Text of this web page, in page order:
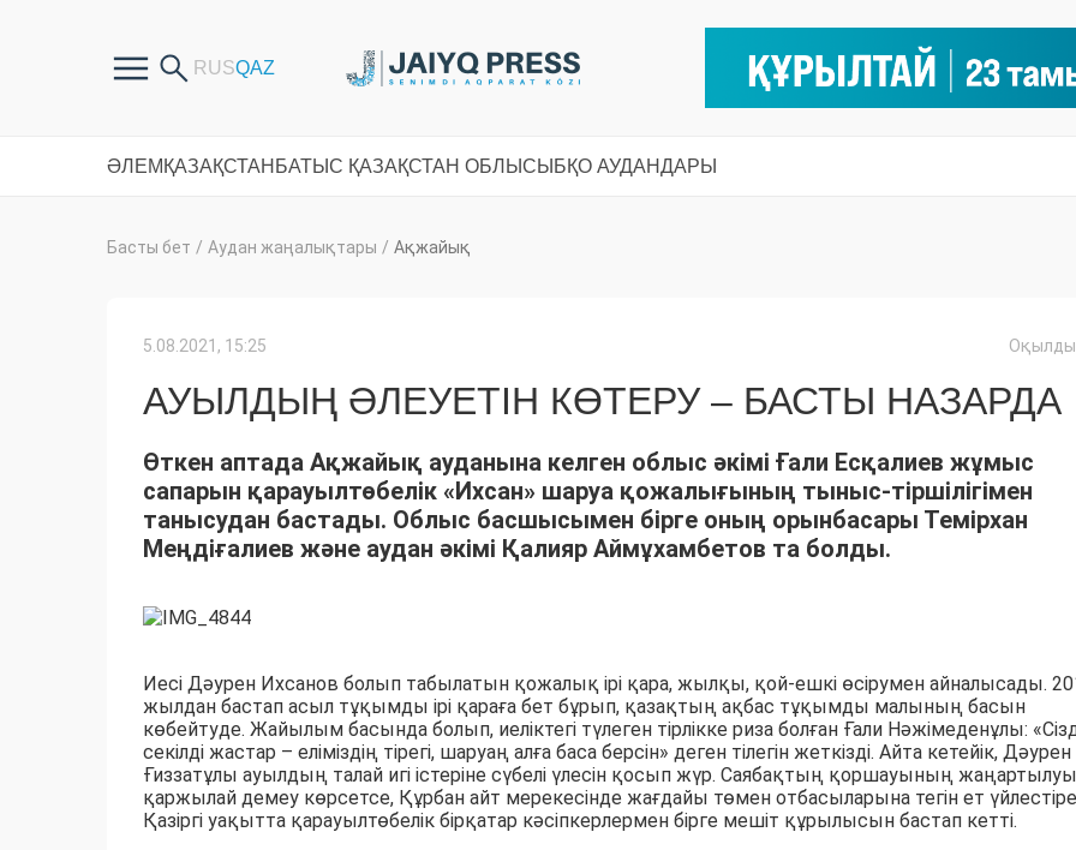
ӘЛЕМ ҚАЗАҚСТАН БАТЫС ҚАЗАҚСТАН ОБЛЫСЫ БҚО АУДАНДАРЫ
Басты бет / Аудан жаңалықтары / Ақжайық
5.08.2021, 15:25
АУЫЛДЫҢ ӘЛЕУЕТІН КӨТЕРУ – БАСТЫ НАЗАРДА
Өткен аптада Ақжайық ауданына келген облыс әкімі Ғали Есқалиев жұмыс
сапарын қарауылтөбелік «Ихсан» шаруа қожалығының тыныс-тіршілігімен
танысудан бастады. Облыс басшысымен бірге оның орынбасары Темірхан
Меңдіғалиев және аудан әкімі Қалияр Аймұхамбетов та болды.
Иесі Дәурен Ихсанов болып табылатын қожалық ірі қара, жылқы, қой-ешкі өсірумен айналысады.
жылдан бастап асыл тұқымды ірі қараға бет бұрып, қазақтың ақбас тұқымды малының басын
көбейтуде. Жайылым басында болып, иеліктегі түлеген тірлікке риза болған Ғали Нәжімеденұлы:
секілді жастар – еліміздің тірегі, шаруаң алға баса берсін» деген тілегін жеткізді. Айта кетейік, Дәурен
Ғиззатұлы ауылдың талай игі істеріне сүбелі үлесін қосып жүр. Саябақтың қоршауының
қаржылай демеу көрсетсе, Құрбан айт мерекесінде жағдайы төмен отбасыларына тегін ет
Қазіргі уақытта қарауылтөбелік бірқатар кәсіпкерлермен бірге мешіт құрылысын бастап кетті.